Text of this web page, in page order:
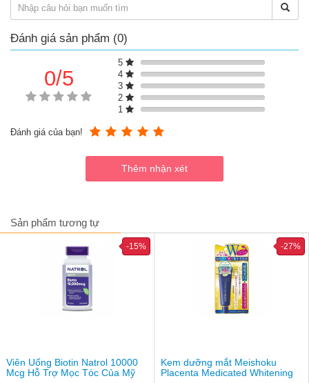
Gel rửa mặt tạo bọt La Roche-Posay Effaclar Purifying cho da dầu mụn
loại 400ml (mẫu mới)
Đánh giá sản phẩm (0)
0/5
5
4
3
2
1
Đánh giá của bạn!
Sản phẩm tương tự
Viên Uống Biotin Natrol 10000
Mcg Hỗ Trợ Mọc Tóc Của Mỹ
-15%
Kem dưỡng mắt Meishoku
Placenta Medicated Whitening
-27%